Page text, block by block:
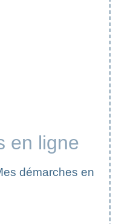
en ligne
démarches en